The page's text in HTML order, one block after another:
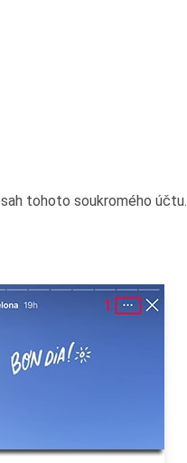
tohoto soukromého účtu.